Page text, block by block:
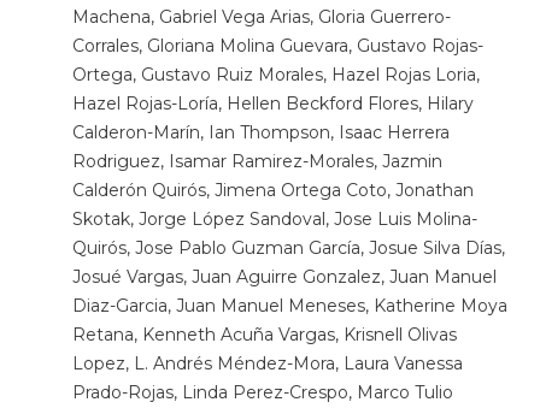
Machena, Gabriel Vega Arias, Gloria Guerrero-
Corrales, Gloriana Molina Guevara, Gustavo Rojas-
Ortega, Gustavo Ruiz Morales, Hazel Rojas Loria,
Hazel Rojas-Loría, Hellen Beckford Flores, Hilary
Calderon-Marín, Ian Thompson, Isaac Herrera
Rodriguez, Isamar Ramirez-Morales, Jazmin
Calderón Quirós, Jimena Ortega Coto, Jonathan
Skotak, Jorge López Sandoval, Jose Luis Molina-
Quirós, Jose Pablo Guzman García, Josue Silva Días,
Josué Vargas, Juan Aguirre Gonzalez, Juan Manuel
Diaz-Garcia, Juan Manuel Meneses, Katherine Moya
Retana, Kenneth Acuña Vargas, Krisnell Olivas
Lopez, L. Andrés Méndez-Mora, Laura Vanessa
Prado-Rojas, Linda Perez-Crespo, Marco Tulio